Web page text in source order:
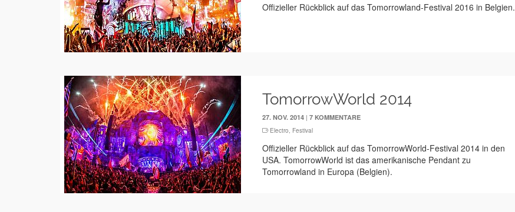
Offizieller Rückblick auf das Tomorrowland-Festival 2016 in Belgien.
TomorrowWorld 2014
27. NOV. 2014 |7 KOMMENTARE
Electro Festival
Offizieller Rückblick auf das TomorrowWorld-Festival 2014 in den
USA. TomorrowWorld ist das amerikanische Pendant zu
Tomorrowland in Europa (Belgien).